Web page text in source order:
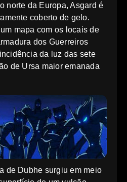
norte da Europa, Asgard é
coberto de gelo.
mapa com os locais de
dos Guerreiros
da luz das sete
de Ursa maior emanada
de Dubhe surgiu em meio